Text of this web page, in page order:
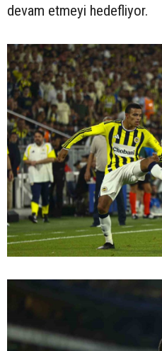
devam etmeyi hedefliyor.